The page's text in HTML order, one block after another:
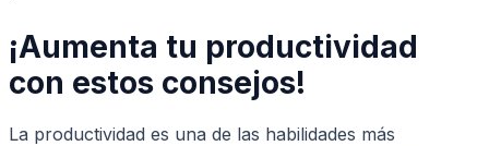
¡Aumenta tu productividad
con estos consejos!
La productividad es una de las habilidades más